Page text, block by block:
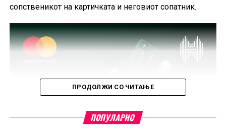
сопственикот на картичката и неговиот сопатник.
ПРОДОЛЖИ СО ЧИТАЊЕ
ПОПУЛАРНО